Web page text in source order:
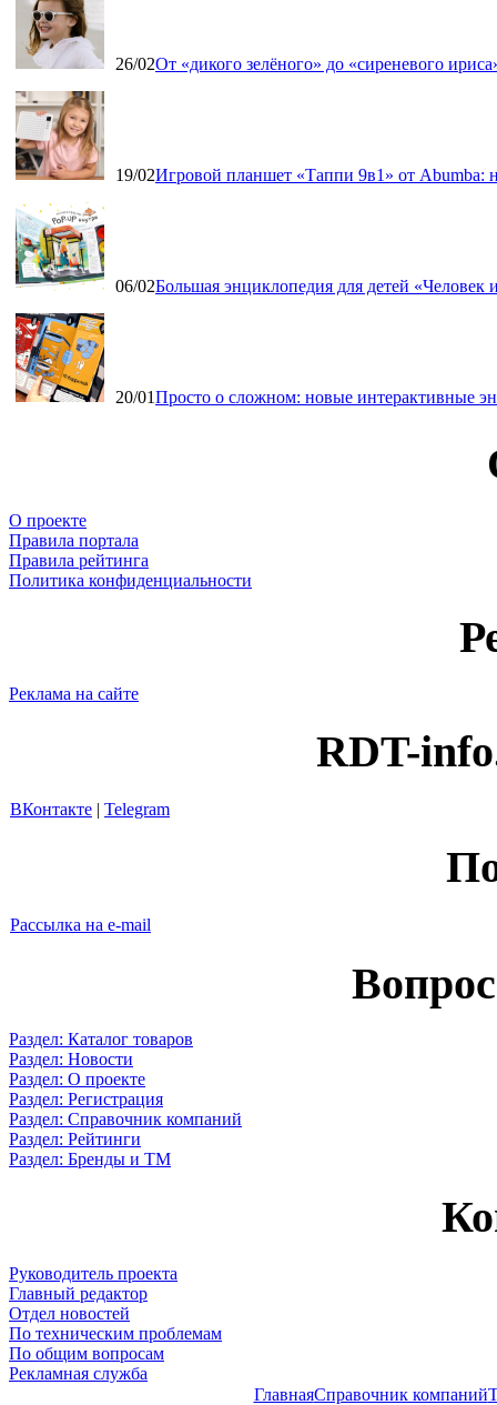
26/02От «дикого зелёного» до «сиреневого
19/02Игровой планшет «Таппи 9в1» от Abumba:
06/02Большая энциклопедия для детей
20/01Просто о сложном: новые интерактивные
О проекте
Правила портала
Правила рейтинга
Политика конфиденциальности
Реклама на сайте
RDT-
ВКонтакте | Telegram
Рассылка на e-mail
Раздел: Каталог товаров
Раздел: Новости
Раздел: О проекте
Раздел: Регистрация
Раздел: Справочник компаний
Раздел: Рейтинги
Раздел: Бренды и ТМ
Руководитель проекта
Главный редактор
Отдел новостей
По техническим проблемам
По общим вопросам
Рекламная служба
ГлавнаяСправочник компаний